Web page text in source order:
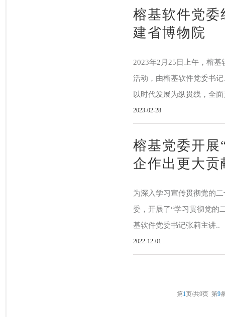
榕基软件党
建省博物院
2023年2月25日上午，榕
活动，由榕基软件党委书
以时代发展为纵贯线，全面
2023-02-28
榕基党委开展
企作出更大贡
为深入学习宣传贯彻党的
委，开展了“学习贯彻党的
基软件党委书记张莉主讲..
2022-12-01
第1页/共9页 第9